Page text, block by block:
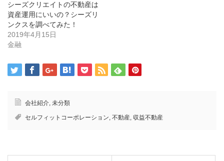
開
き
ま
す)
し
い
ウ
ィ
ン
ド
ウ
ま
す)
シーズクリエイトの不動産は
資産運用にいいの？シーズリ
ンクスを調べてみた！
2019年4月15日
金融
会社紹介, 未分類
セルフィットコーポレーション, 不動産, 収益不動産